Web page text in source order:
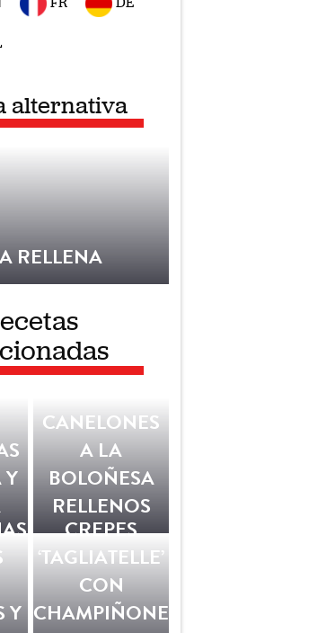
alternativa
RELLENA
Y
CANELONES
A LA
BOLOÑESA
RELLENOS
Y
CREPES
‘TAGLIATELLE’
CON
CHAMPIÑONES